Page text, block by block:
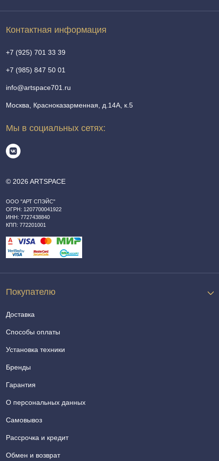
© 2026 ARTSPACE
ООО "АРТ СПЭЙС"
ОГРН: 1207700041922
ИНН: 7727438840
КПП: 772201001
Покупателю
Доставка
Способы оплаты
Установка техники
Бренды
Гарантия
О персональных данных
Самовывоз
Рассрочка и кредит
Обмен и возврат
Контактная информация
+7 (925) 701 33 39
+7 (985) 847 50 01
info@artspace701.ru
Москва, Красноказарменная, д.14А, к.5
Мы в социальных сетях: